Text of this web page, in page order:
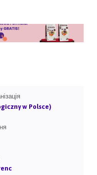
w Polsce)